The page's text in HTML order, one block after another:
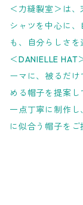
＜力縫製室＞は
シャツを中心に
も、自分らしさを
＜DANIELLE
ーマに、被るだ
める帽子を提案
一点丁寧に制作
に似合う帽子をご